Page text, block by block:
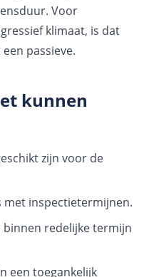
Voor
klimaat, is dat
passieve.
kunnen
zijn voor de
met inspectie­termijnen.
redelijke termijn
een toegankelijk